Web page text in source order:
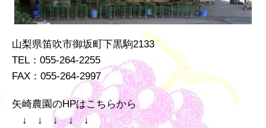
山梨県笛吹市御坂町下黒駒2133
TEL：055-264-2255
FAX：055-264-2997
矢崎農園のHPはこちらから
↓ ↓ ↓ ↓ ↓